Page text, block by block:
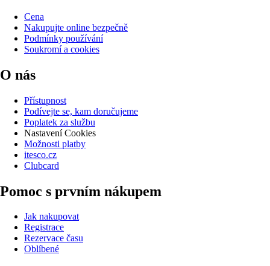
Cena
Nakupujte online bezpečně
Podmínky používání
Soukromí a cookies
O nás
Přístupnost
Podívejte se, kam doručujeme
Poplatek za službu
Nastavení Cookies
Možnosti platby
itesco.cz
Clubcard
Pomoc s prvním nákupem
Jak nakupovat
Registrace
Rezervace času
Oblíbené